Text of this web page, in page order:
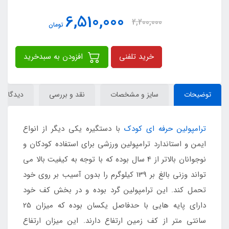
2,200,000
6,510,000 تومان
خرید تلفنی
توضیحات سایز و مشخصات نقد و بررسی
ترامپولین حرفه ای کودک با دستگیره یکی دیگر از انواع
ایمن و استاندارد ترامپولین ورزشی برای استفاده کودکان و
نوجوانان بالاتر از 4 سال بوده که با توجه به کیفیت بالا می
تواند وزنی بالغ بر 139 کیلوگرم را بدون آسیب بر روی خود
تحمل کند. این ترامپولین گرد بوده و در بخش کف خود
دارای پایه هایی با حدفاصل یکسان بوده که میزان 25
سانتی متر از کف زمین ارتفاع دارند. این میزان ارتفاع